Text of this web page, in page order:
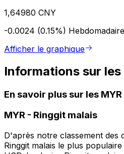
1,64980 CNY
-0.0024 (0.15%) Hebdomadaire
Afficher le graphique
Informations sur
En savoir plus sur les MYR
MYR - Ringgit malais
D'après notre classement des
Ringgit malais le plus